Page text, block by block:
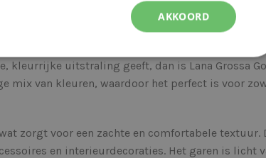
kleurrijke uitstraling geeft, dan is Lana Grossa
mix van kleuren, waardoor het perfect is voor
zorgt voor een zachte en comfortabele textuur.
en interieurdecoraties. Het garen is licht
AKKOORD